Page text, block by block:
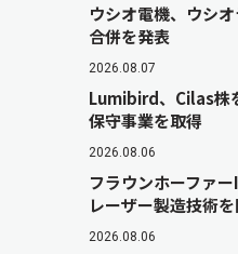
ウシオ電機、ウシ
合併を発表
2026.08.07
Lumibird、Cilas株
保守事業を取得
2026.08.06
フラウンホーファ
レーザー製造技術
2026.08.06